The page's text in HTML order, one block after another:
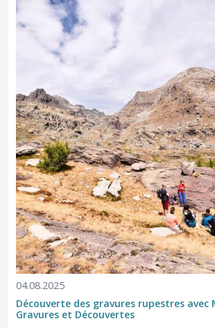
04.08.2025
Découverte des gravures rupestres avec
Gravures et Découvertes